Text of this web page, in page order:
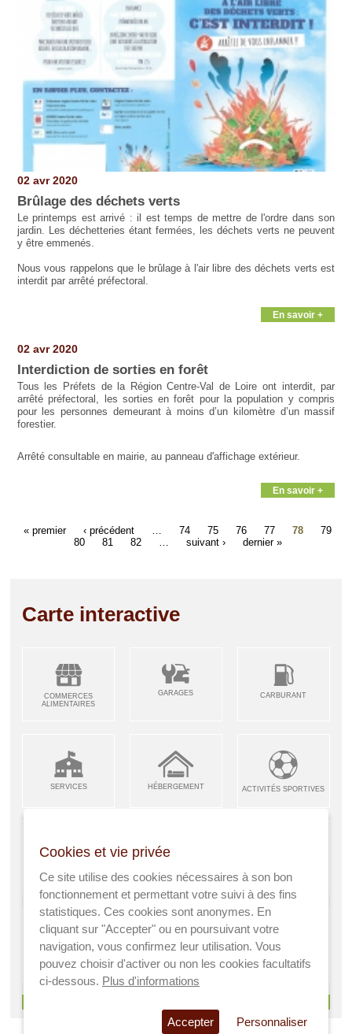
02 avr 2020
Brûlage des déchets verts
Le printemps est arrivé : il est temps de mettre de l'ordre dans son
jardin. Les déchetteries étant fermées, les déchets verts ne peuvent
y être emmenés.
Nous vous rappelons que le brûlage à l'air libre des déchets verts est
interdit par arrêté préfectoral.
En savoir +
02 avr 2020
Interdiction de sorties en forêt
Tous les Préfets de la Région Centre-Val de Loire ont interdit, par
arrêté préfectoral, les sorties en forêt pour la population y compris
pour les personnes demeurant à moins d’un kilomètre d’un massif
forestier.
Arrêté consultable en mairie, au panneau d'affichage extérieur.
En savoir +
« premier ‹ précédent 74 75 76 77 78
79
80
81 82 suivant › dernier »
Carte interactive
COMMERCES
ALIMENTAIRES
GARAGES CARBURANT
SERVICES HÉBERGEMENT ACTIVITÉS SPORTIVES
ARTISANS &
INDUSTRIES
RESTAURANTS CAFÉS ENFANCE JEUNESSE
A VISITER SANTÉ AGRICULTEURS
Cookies et vie privée
Ce site utilise des cookies nécessaires à son bon
fonctionnement et permettant votre suivi à des fins
statistiques. Ces cookies sont anonymes. En
cliquant sur "Accepter" ou en poursuivant votre
navigation, vous confirmez leur utilisation. Vous
pouvez choisir d'activer ou non les cookies facultatifs
ci-dessous. Plus d'informations
Accepter Personnaliser